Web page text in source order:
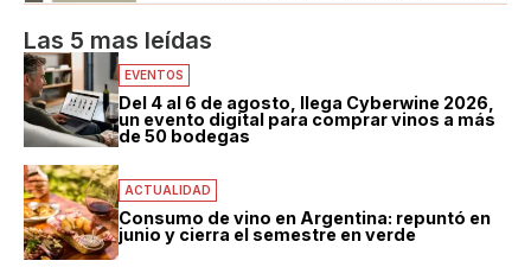
Las 5 mas leídas
EVENTOS
Del 4 al 6 de agosto, llega Cyberwine 2026,
un evento digital para comprar vinos a más
de 50 bodegas
ACTUALIDAD
Consumo de vino en Argentina: repuntó en
junio y cierra el semestre en verde